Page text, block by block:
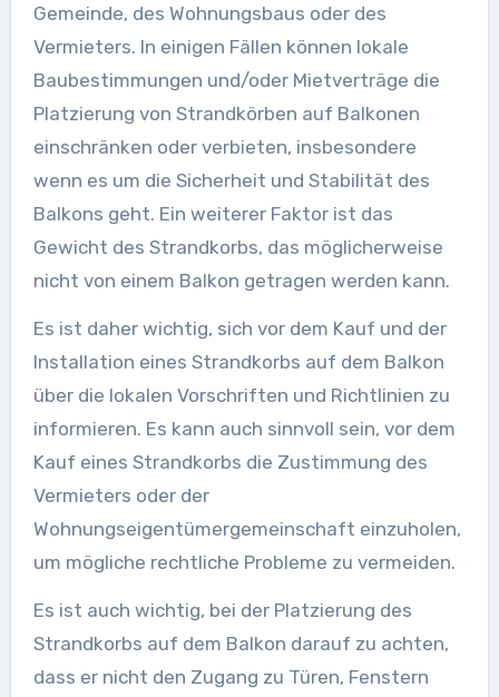
Gemeinde, des Wohnungsbaus oder des
Vermieters. In einigen Fällen können lokale
Baubestimmungen und/oder Mietverträge die
Platzierung von Strandkörben auf Balkonen
einschränken oder verbieten, insbesondere
wenn es um die Sicherheit und Stabilität des
Balkons geht. Ein weiterer Faktor ist das
Gewicht des Strandkorbs, das möglicherweise
nicht von einem Balkon getragen werden kann.
Es ist daher wichtig, sich vor dem Kauf und der
Installation eines Strandkorbs auf dem Balkon
über die lokalen Vorschriften und Richtlinien zu
informieren. Es kann auch sinnvoll sein, vor dem
Kauf eines Strandkorbs die Zustimmung des
Vermieters oder der
Wohnungseigentümergemeinschaft einzuholen,
um mögliche rechtliche Probleme zu vermeiden.
Es ist auch wichtig, bei der Platzierung des
Strandkorbs auf dem Balkon darauf zu achten,
dass er nicht den Zugang zu Türen, Fenstern